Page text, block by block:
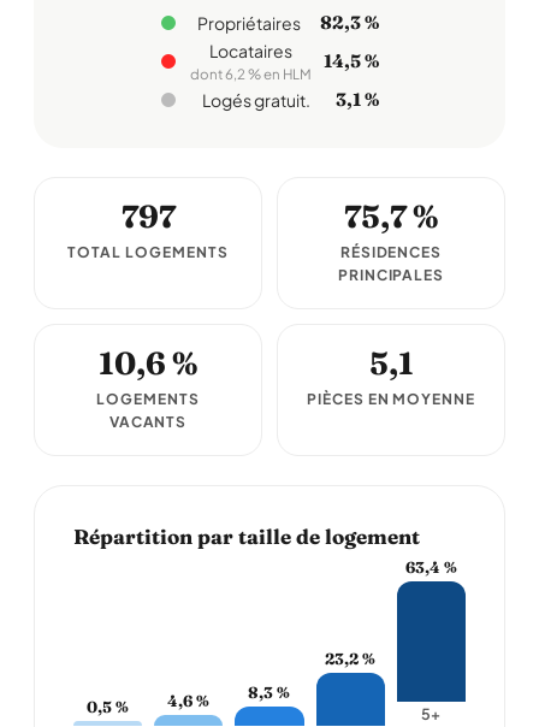
Propriétaires 82,3 %
Locataires
dont 6,2 % en HLM
14,5 %
Logés gratuit. 3,1 %
797
TOTAL LOGEMENTS
75,7 %
RÉSIDENCES
PRINCIPALES
10,6 %
LOGEMENTS
VACANTS
5,1
PIÈCES EN MOYENNE
Répartition par taille de logement
0,5 %
4,6 %
8,3 %
23,2 %
63,4 %
5+